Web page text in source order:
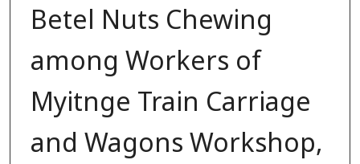
Betel Nuts Chewing
among Workers of
Myitnge Train Carriage
and Wagons Workshop,